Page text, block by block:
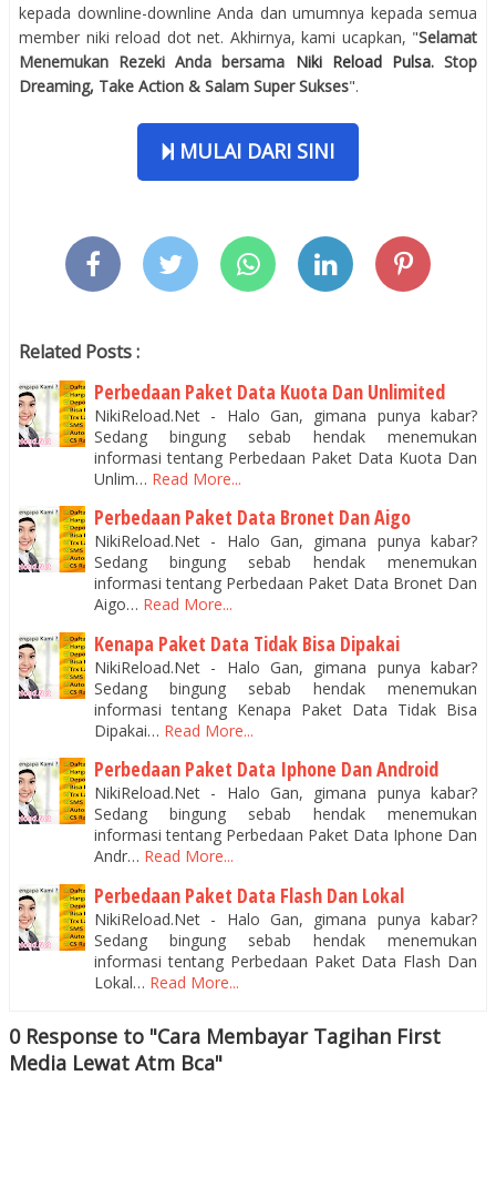
kepada downline-downline Anda dan umumnya kepada semua
member niki reload dot net. Akhirnya, kami ucapkan, "Selamat
Menemukan Rezeki Anda bersama Niki Reload Pulsa. Stop
Dreaming, Take Action & Salam Super Sukses".
MULAI DARI SINI
Related Posts :
Perbedaan Paket Data Kuota Dan Unlimited
NikiReload.Net - Halo Gan, gimana punya kabar?
Sedang bingung sebab hendak menemukan
informasi tentang Perbedaan Paket Data Kuota Dan
Unlim… Read More...
Perbedaan Paket Data Bronet Dan Aigo
NikiReload.Net - Halo Gan, gimana punya kabar?
Sedang bingung sebab hendak menemukan
informasi tentang Perbedaan Paket Data Bronet Dan
Aigo… Read More...
Kenapa Paket Data Tidak Bisa Dipakai
NikiReload.Net - Halo Gan, gimana punya kabar?
Sedang bingung sebab hendak menemukan
informasi tentang Kenapa Paket Data Tidak Bisa
Dipakai… Read More...
Perbedaan Paket Data Iphone Dan Android
NikiReload.Net - Halo Gan, gimana punya kabar?
Sedang bingung sebab hendak menemukan
informasi tentang Perbedaan Paket Data Iphone Dan
Andr… Read More...
Perbedaan Paket Data Flash Dan Lokal
NikiReload.Net - Halo Gan, gimana punya kabar?
Sedang bingung sebab hendak menemukan
informasi tentang Perbedaan Paket Data Flash Dan
Lokal… Read More...
0 Response to "Cara Membayar Tagihan First
Media Lewat Atm Bca"